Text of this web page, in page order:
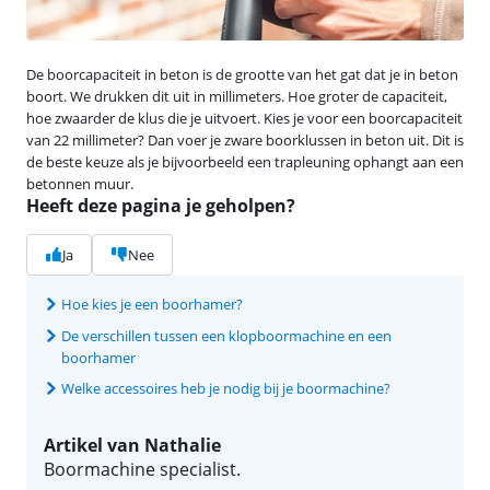
De boorcapaciteit in beton is de grootte van het gat dat je in beton
boort. We drukken dit uit in millimeters. Hoe groter de capaciteit,
hoe zwaarder de klus die je uitvoert. Kies je voor een boorcapaciteit
van 22 millimeter? Dan voer je zware boorklussen in beton uit. Dit is
de beste keuze als je bijvoorbeeld een trapleuning ophangt aan een
betonnen muur.
Heeft deze pagina je geholpen?
Ja Nee
Hoe kies je een boorhamer?
De verschillen tussen een klopboormachine en een
boorhamer
Welke accessoires heb je nodig bij je boormachine?
Artikel van Nathalie
Boormachine specialist.